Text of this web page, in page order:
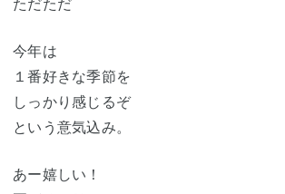
ただただ
今年は
１番好きな季節を
しっかり感じるぞ
という意気込み。
あー嬉しい！